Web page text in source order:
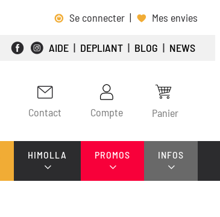
Se connecter | Mes envies
AIDE | DEPLIANT | BLOG | NEWS
Contact Compte Panier
HIMOLLA PROMOS INFOS